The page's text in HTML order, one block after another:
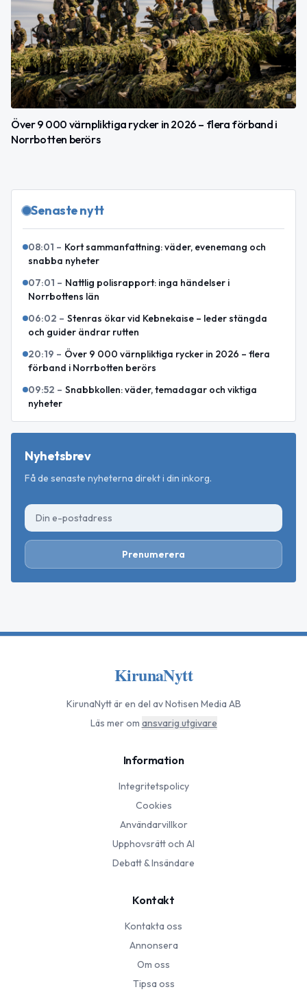
Över 9 000 värnpliktiga rycker in 2026 – flera förband i
Norrbotten berörs
Senaste nytt
08:01 – Kort sammanfattning: väder, evenemang och
snabba nyheter
07:01 – Nattlig polisrapport: inga händelser i
Norrbottens län
06:02 – Stenras ökar vid Kebnekaise – leder stängda
och guider ändrar rutten
20:19 – Över 9 000 värnpliktiga rycker in 2026 – flera
förband i Norrbotten berörs
09:52 – Snabbkollen: väder, temadagar och viktiga
nyheter
Nyhetsbrev
Få de senaste nyheterna direkt i din inkorg.
Prenumerera
KirunaNytt
KirunaNyttär en del av Notisen Media AB
Läs mer om ansvarig utgivare
Information
Integritetspolicy
Cookies
Användarvillkor
Upphovsrätt och AI
Debatt & Insändare
Kontakt
Kontakta oss
Annonsera
Om oss
Tipsa oss